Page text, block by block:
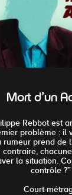
Mort d'un
Rebbot est
problème : il
rumeur prend de
contraire,
la situation.
contrôle ?”
Court-